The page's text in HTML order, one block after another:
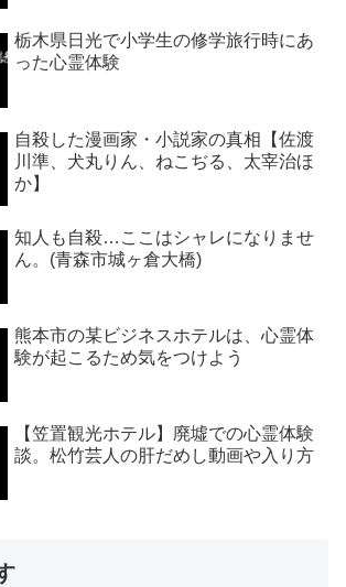
栃木県日光で小学生の修学旅行時にあ
った心霊体験
自殺した漫画家・小説家の真相【佐渡
川準、犬丸りん、ねこぢる、太宰治ほ
か】
知人も自殺…ここはシャレになりませ
ん。(青森市城ヶ倉大橋)
熊本市の某ビジネスホテルは、心霊体
験が起こるため気をつけよう
【笠置観光ホテル】廃墟での心霊体験
談。松竹芸人の肝だめし動画や入り方